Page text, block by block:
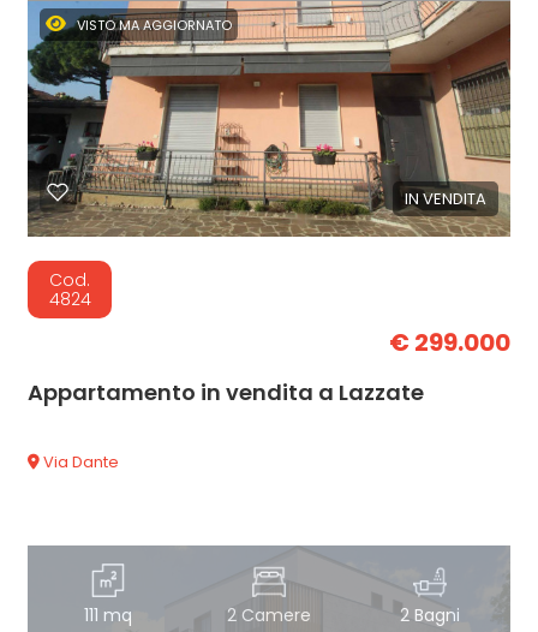
IN VENDITA
VISTO MA AGGIORNATO
Cod.
4824
€ 299.000
Appartamento in vendita a Lazzate
Via Dante
111 mq 2 Camere 2 Bagni